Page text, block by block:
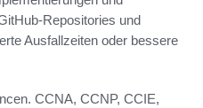
Repositories und
Ausfallzeiten oder bessere
CCNA, CCNP, CCIE,